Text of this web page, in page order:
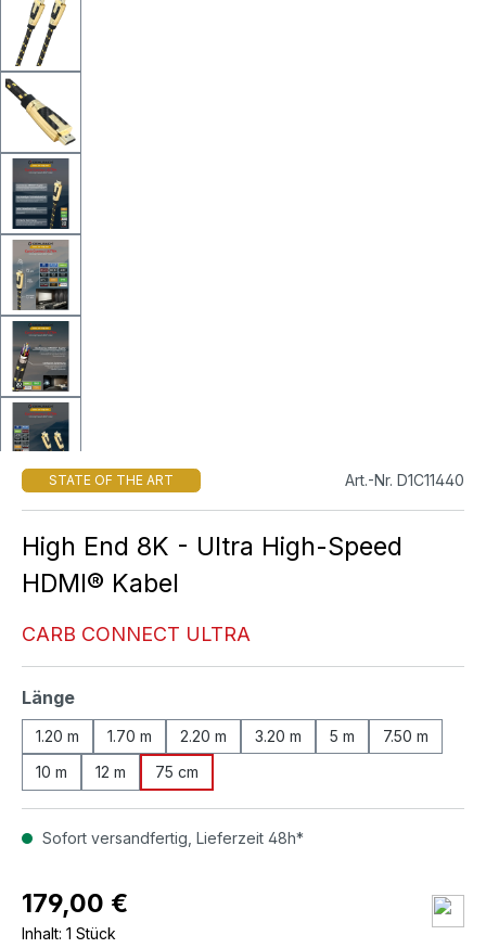
STATE OF THE ART Art.-Nr. D1C11440
High End 8K - Ultra High-Speed
HDMI® Kabel
CARB CONNECT ULTRA
Längeauswählen
1.20 m 1.70 m 2.20 m 3.20 m 5 m
7.50 m
10 m
12 m 75 cm
Sofort versandfertig, Lieferzeit 48h*
179,00 €
Inhalt: 1 Stück